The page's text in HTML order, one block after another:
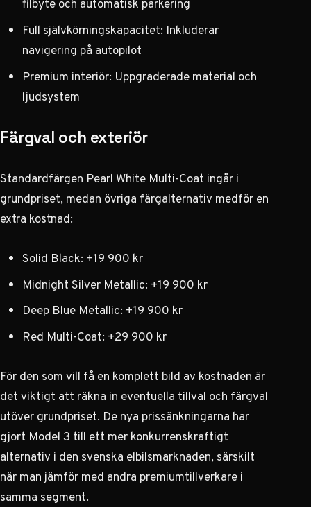
filbyte och automatisk parkering
Full självkörningskapacitet: Inkluderar
navigering på autopilot
Premium interiör: Uppgraderade material och
ljudsystem
Färgval och exteriör
Standardfärgen Pearl White Multi-Coat ingår i
grundpriset, medan övriga färgalternativ medför en
extra kostnad:
Solid Black: +19 900 kr
Midnight Silver Metallic: +19 900 kr
Deep Blue Metallic: +19 900 kr
Red Multi-Coat: +29 900 kr
För den som vill få en komplett bild av kostnaden är
det viktigt att räkna in eventuella tillval och färgval
utöver grundpriset. De nya prissänkningarna har
gjort Model 3 till ett mer konkurrenskraftigt
alternativ i den svenska elbilsmarknaden, särskilt
när man jämför med andra premiumtillverkare i
samma segment.